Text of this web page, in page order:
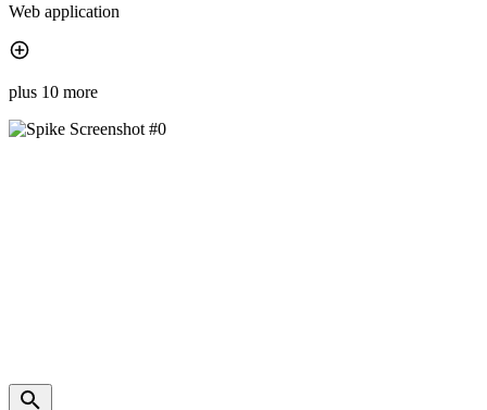
Web application
plus 10 more